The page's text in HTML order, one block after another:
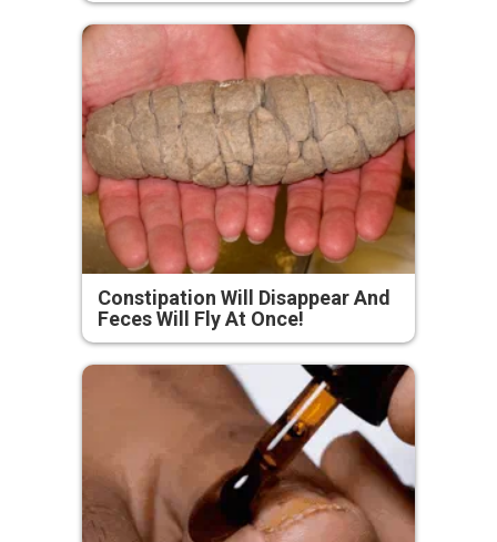
Constipation Will Disappear And
Feces Will Fly At Once!